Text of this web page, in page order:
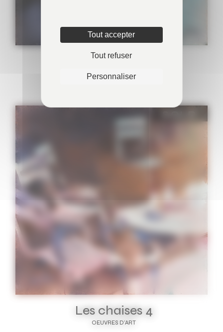
Burette huile 1
OEUVRES D'ART
Les chaises 4
OEUVRES D'ART
Tout accepter
Tout refuser
Personnaliser